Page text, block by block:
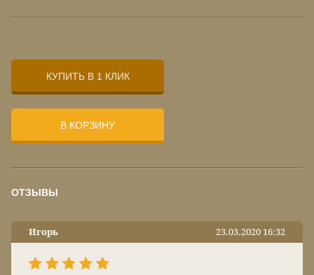
КУПИТЬ В 1 КЛИК
В КОРЗИНУ
ОТЗЫВЫ
Игорь 23.03.2020 16:32